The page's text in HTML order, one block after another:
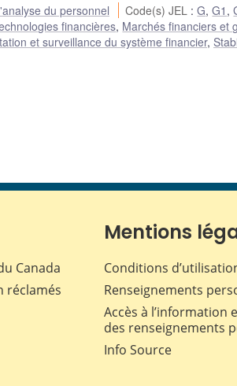
du personnel Code(s) JEL :G,G1 ,
financières, Marchés financiers et
et surveillance du système financier,
Canada
réclamés
Mentions
Conditions
Renseignements
Accès à l’information
des renseignements
Info Source